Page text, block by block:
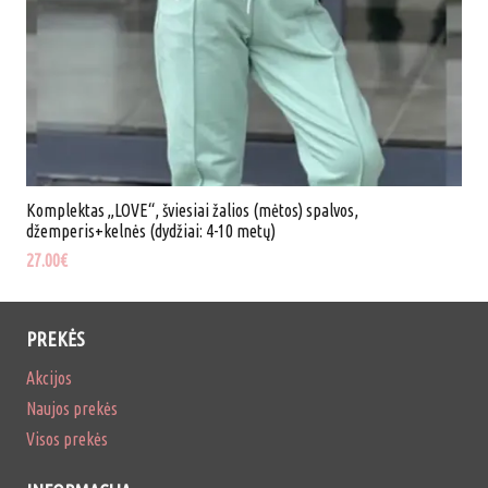
Komplektas „LOVE“, šviesiai žalios (mėtos) spalvos,
džemperis+kelnės (dydžiai: 4-10 metų)
27.00€
PREKĖS
Akcijos
Naujos prekės
Visos prekės